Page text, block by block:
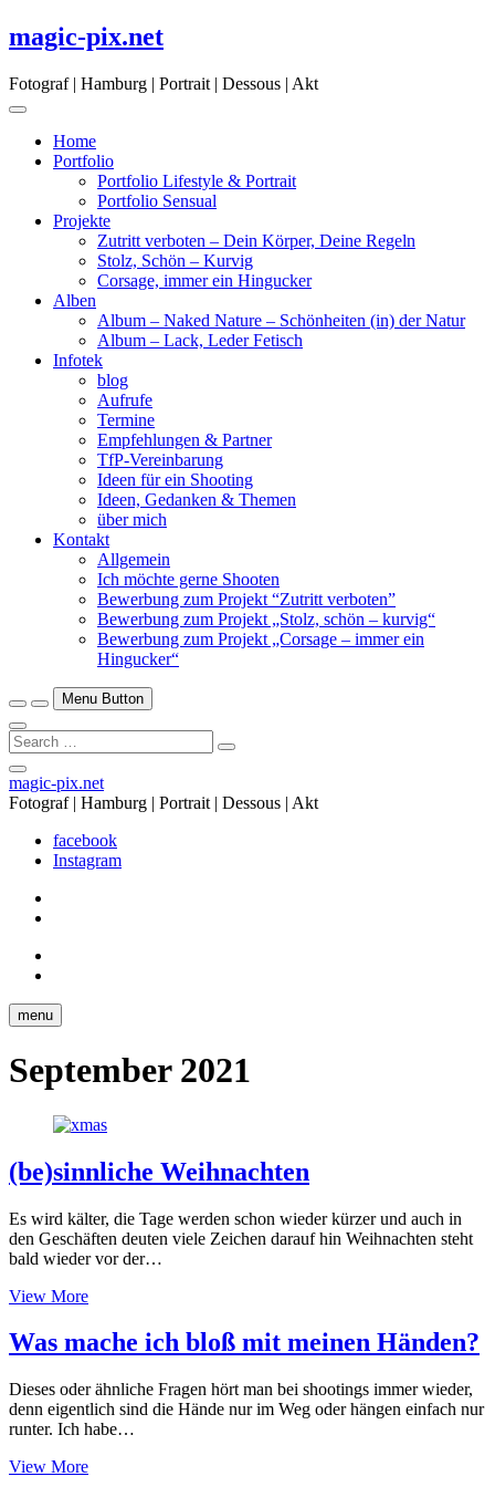
Skip
to
magic-pix.net
Fotograf | Hamburg | Portrait | Dessous | Akt
Home
Portfolio
Portfolio Lifestyle & Portrait
Portfolio Sensual
Projekte
Zutritt verboten – Dein Körper, Deine Regeln
Stolz, Schön – Kurvig
Corsage, immer ein Hingucker
Alben
Album – Naked Nature – Schönheiten (in) der Natur
Album – Lack, Leder Fetisch
Infotek
blog
Aufrufe
Termine
Empfehlungen & Partner
TfP-Vereinbarung
Ideen für ein Shooting
Ideen, Gedanken & Themen
über mich
Kontakt
Allgemein
Ich möchte gerne Shooten
Bewerbung zum Projekt “Zutritt verboten”
Bewerbung zum Projekt „Stolz, schön – kurvig“
Bewerbung zum Projekt „Corsage – immer ein
Hingucker“
Menu Button
Search
…
Close
Side
Menu
magic-pix.net
Fotograf | Hamburg | Portrait | Dessous | Akt
facebook
Instagram
menu
September 2021
(be)sinnliche Weihnachten
Es wird kälter, die Tage werden schon wieder kürzer und auch in
den Geschäften deuten viele Zeichen darauf hin Weihnachten steht
bald wieder vor der…
View More(be)sinnliche
Was mache ich bloß mit meinen Händen?
Dieses oder ähnliche Fragen hört man bei shootings immer wieder,
denn eigentlich sind die Hände nur im Weg oder hängen einfach nur
runter. Ich habe…
View MoreWas